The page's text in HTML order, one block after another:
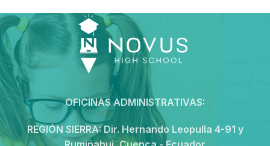
OFICINAS ADMINISTRATIVAS:
REGIÓN SIERRA:Dir. Hernando Leopulla 4-91 y